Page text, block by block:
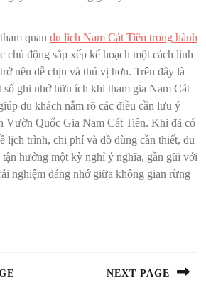
quan du lịch Nam Cát Tiên trong hành
chủ động sắp xếp kế hoạch một cách linh
nên dễ chịu và thú vị hơn. Trên đây là
ghi nhớ hữu ích khi tham gia Nam Cát
du khách nắm rõ các điều cần lưu ý
Vườn Quốc Gia Nam Cát Tiên. Khi đã có
lịch trình, chi phí và đồ dùng cần thiết, du
tận hưởng một kỳ nghỉ ý nghĩa, gần gũi với
nghiệm đáng nhớ giữa không gian rừng
NEXT PAGE